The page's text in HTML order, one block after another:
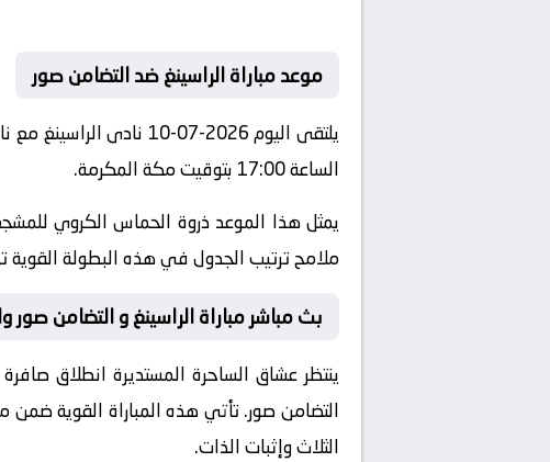
موعد مباراة الراسينغ ضد التضامن صور
يلتقى اليوم 2026-07-
الساعة 17:00 بتوقيت مكة المكرمة.
يمثل هذا الموعد ذروة الحماس الكروي
ملامح ترتيب الجدول في هذه البطولة القوية
بث مباشر مباراة الراسينغ و التضامن صور
ينتظر عشاق الساحرة المستديرة انطلاق
التضامن صور. تأتي هذه المباراة القوية ضمن
الثلاث وإثبات الذات.